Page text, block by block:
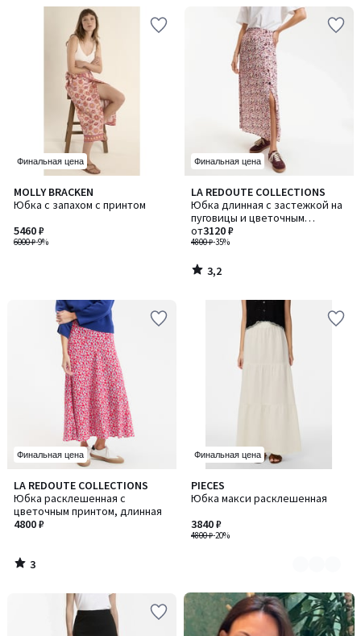
Финальная цена
MOLLY BRACKEN
Юбка с запахом с принтом
6000 ₽-9%
5460 ₽
Финальная цена
LA REDOUTE COLLECTIONS
Юбка длинная с застежкой на
пуговицы и цветочным
рисунком
4800 ₽-35%
от3120 ₽
3,2
/ 5
3,2
/
Финальная цена
LA REDOUTE COLLECTIONS
Юбка расклешенная с
цветочным принтом, длинная
4800 ₽
3
/
5
3
/
Финальная цена
PIECES
Юбка макси расклешенная
4800 ₽-20%
3840 ₽
Количество
цветов:
2
-